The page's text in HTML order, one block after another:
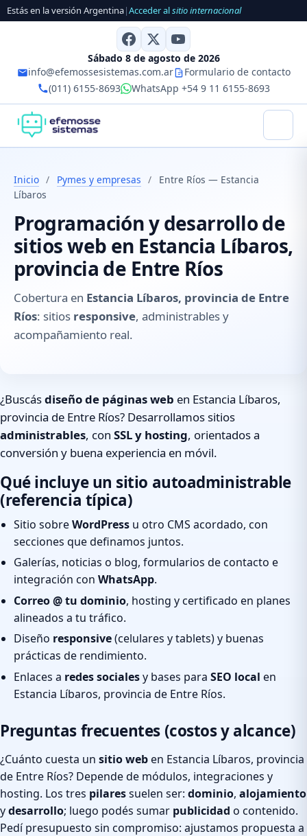
Estás en la versión Argentina|Acceder alsitio internacional
Sábado 8 de agosto de 2026
info@efemossesistemas.com.ar
Formulario de contacto
(011) 6155-8693
WhatsApp +54 9 11 6155-8693
Inicio / Pymes y empresas /
Entre Ríos — Estancia
Líbaros
Programación y desarrollo de
sitios web en Estancia Líbaros,
provincia de Entre Ríos
Cobertura en Estancia Líbaros, provincia de Entre
Ríos: sitios responsive, administrables y
acompañamiento real.
¿Buscásdiseño de páginas web en Estancia Líbaros,
provincia de Entre Ríos? Desarrollamos sitios
administrables, con SSL y hosting, orientados a
conversión y buena experiencia en móvil.
Qué incluye un sitio autoadministrable
(referencia típica)
Sitio sobreWordPress u otro CMS acordado, con
secciones que definamos juntos.
Galerías, noticias o blog, formularios de contacto e
integración con WhatsApp.
Correo @ tu dominio, hosting y certificado en planes
alineados a tu tráfico.
Diseño responsive(celulares y tablets) y buenas
prácticas de rendimiento.
Enlaces a redes socialesy bases para SEO local en
Estancia Líbaros, provincia de Entre Ríos.
Preguntas frecuentes (costos y alcance)
¿Cuánto cuesta un sitio weben Estancia Líbaros, provincia
de Entre Ríos? Depende de módulos, integraciones y
hosting. Los tres pilaressuelen ser: dominio, alojamiento
ydesarrollo; luego podés sumar publicidad o contenido.
Pedí presupuesto sin compromiso: ajustamos propuesta a